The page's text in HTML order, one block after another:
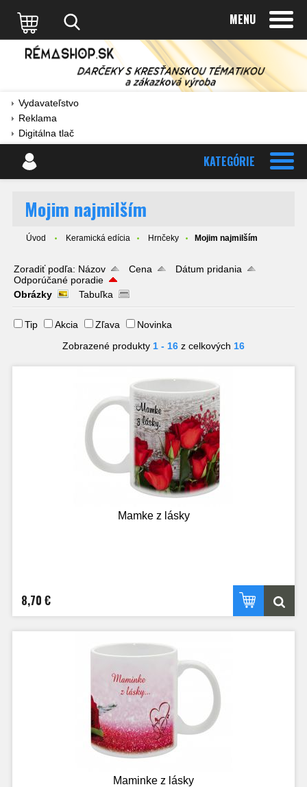
MENU
Vydavateľstvo
Reklama
Digitálna tlač
KATEGÓRIE
Mojim najmilším
Úvod Keramická edícia Hrnčeky Mojim najmilším
Zoradiť podľa: Názov Cena
Dátum pridania
Odporúčané poradie
Obrázky
Tabuľka
Tip Akcia Zľava
Novinka
Zobrazené produkty 1 - 16 z celkových 16
Mamke z lásky
8,70 €
Maminke z lásky